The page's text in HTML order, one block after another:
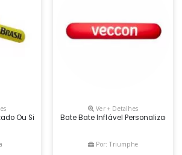
Ou Simplesmente Batecos Personalizados.
Ver + Detalhes
Bate Bate Inflável Personalizado -
Por: Triumphe